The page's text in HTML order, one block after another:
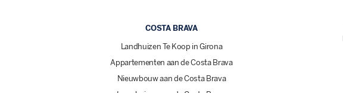
COSTA BRAVA
Landhuizen Te Koop in Girona
Appartementen aan de Costa Brava
Nieuwbouw aan de Costa Brava